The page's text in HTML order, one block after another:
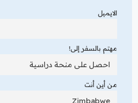
الايميل
مهتم بالسفر إلى!
من أين أنت